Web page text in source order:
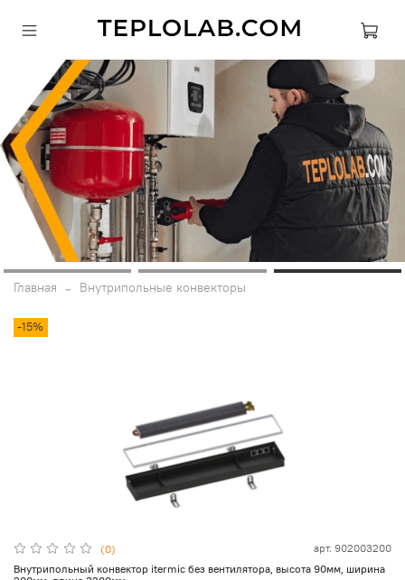
Главная Внутрипольные конвекторы
-15%
(0) арт. 902003200
Внутрипольный конвектор itermic без вентилятора, высота 90мм, ширина